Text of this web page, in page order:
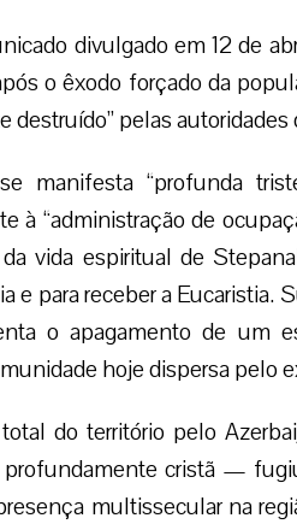
divulgado em 12 de
o êxodo forçado da
pelas autoridades
manifesta “profunda
à “administração de
vida espiritual de
e para receber a Eucaristia.
o apagamento de um
hoje dispersa pelo
do território pelo
cristã —
multissecular na